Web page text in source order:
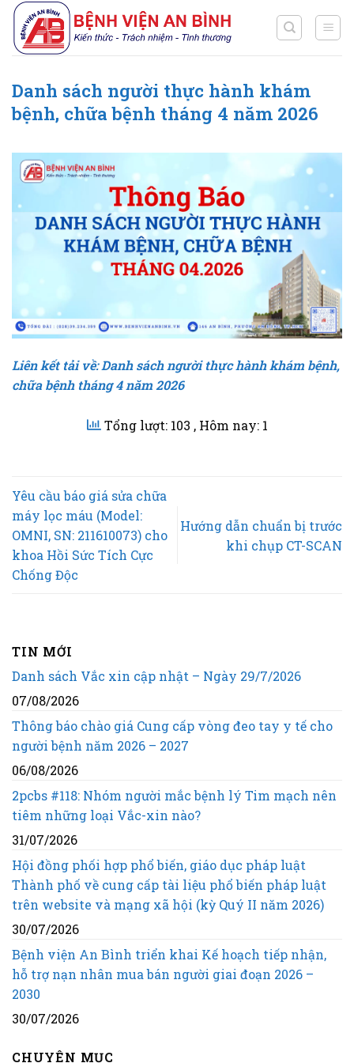
Chuyển
đến
nội
Danh sách người thực hành khám
bệnh, chữa bệnh tháng 4 năm 2026
Liên kết tải về: Danh sách người thực hành khám bệnh,
chữa bệnh tháng 4 năm 2026
Tổng lượt: 103 , Hôm nay: 1
Yêu cầu báo giá sửa chữa
máy lọc máu (Model:
OMNI, SN: 211610073) cho
khoa Hồi Sức Tích Cực
Chống Độc
Hướng dẫn chuẩn bị trước
khi chụp CT-SCAN
TIN MỚI
Danh sách Vắc xin cập nhật – Ngày 29/7/2026
07/08/2026
Thông báo chào giá Cung cấp vòng đeo tay y tế cho
người bệnh năm 2026 – 2027
06/08/2026
2pcbs #118: Nhóm người mắc bệnh lý Tim mạch nên
tiêm những loại Vắc-xin nào?
31/07/2026
Hội đồng phối hợp phổ biến, giáo dục pháp luật
Thành phố về cung cấp tài liệu phổ biến pháp luật
trên website và mạng xã hội (kỳ Quý II năm 2026)
30/07/2026
Bệnh viện An Bình triển khai Kế hoạch tiếp nhận,
hỗ trợ nạn nhân mua bán người giai đoạn 2026 –
2030
30/07/2026
CHUYÊN MỤC